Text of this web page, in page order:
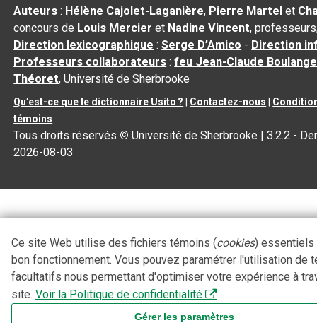
Auteurs : Hélène Cajolet-Laganière, Pierre Martel et
concours de Louis Mercier et Nadine Vincent,
Direction lexicographique :Serge D’Amico - Direction
Professeurs collaborateurs :feu Jean-Claude
Théoret, Université de Sherbrooke
Qu’est-ce que le dictionnaire Usito ? Contactez-nous
témoins
Tous droits réservés © Université de Sherbrooke |3.2.2 -
2026-08-03
Ce site Web utilise des fichiers témoins (cookies) essentiels
bon fonctionnement. Vous pouvez paramétrer l'utilisation de
facultatifs nous permettant d'optimiser votre expérience à
site. Voir la Politique de confidentialité
Gérer les paramètres